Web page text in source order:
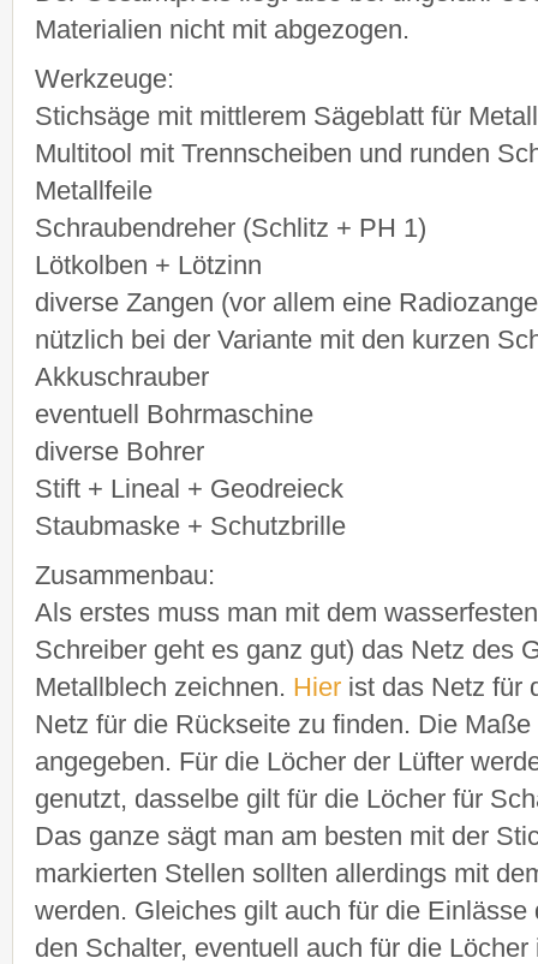
Materialien nicht mit abgezogen.
Werkzeuge:
Stichsäge mit mittlerem Sägeblatt für Metall
Multitool mit Trennscheiben und runden
Metallfeile
Schraubendreher (Schlitz + PH 1)
Lötkolben + Lötzinn
diverse Zangen (vor allem eine
nützlich bei der Variante mit den kurzen
Akkuschrauber
eventuell Bohrmaschine
diverse Bohrer
Stift + Lineal + Geodreieck
Staubmaske + Schutzbrille
Zusammenbau:
Als erstes muss man mit dem
Schreiber geht es ganz gut) das Netz des
Metallblech zeichnen. Hier ist das Netz für
Netz für die Rückseite zu finden. Die
angegeben. Für die Löcher der Lüfter
genutzt, dasselbe gilt für die Löcher für
Das ganze sägt man am besten mit der
markierten Stellen sollten allerdings mit
werden. Gleiches gilt auch für die
den Schalter, eventuell auch für die